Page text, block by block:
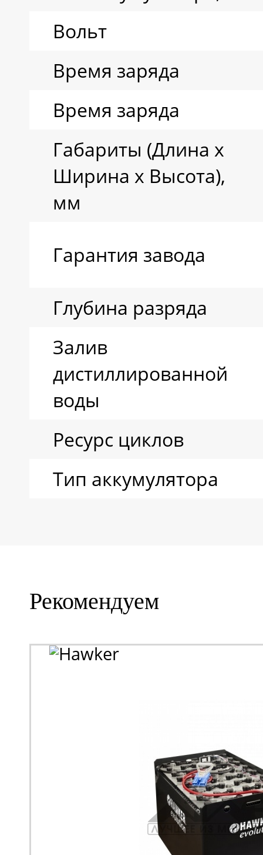
Вольт
Время заряда
Время заряда
Габариты (Длина х
Ширина х Высота),
мм
Гарантия завода
Глубина разряда
Залив
дистиллированной
воды
Ресурс циклов
Тип аккумулятора
Рекомендуем